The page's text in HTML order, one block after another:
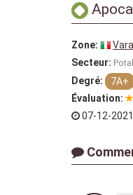
Zone:
Secteur:
Degré:
7A+
Évaluation:
07-12-2021